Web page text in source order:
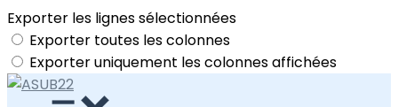
Exporter les lignes sélectionnées
Exporter toutes les colonnes
Exporter uniquement les colonnes affichées